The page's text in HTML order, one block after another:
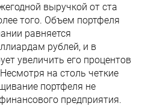
выручкой от ста
того. Объем портфеля
равняется
рублей, и в
увеличить его процентов
на столь четкие
портфеля не
предприятия.